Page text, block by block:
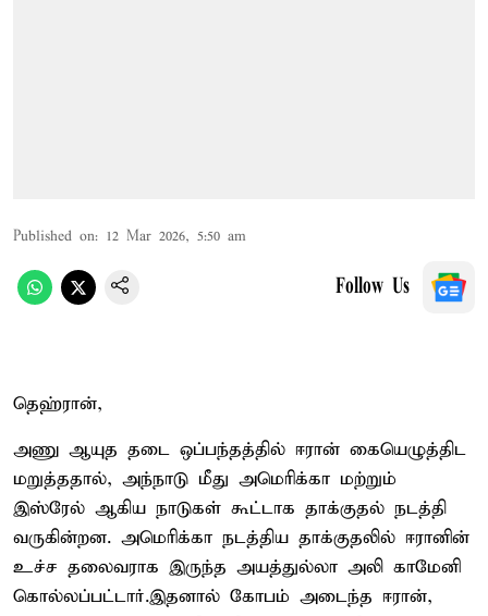
Published on: 12 Mar 2026, 5:50 am
Follow Us
தெஹ்ரான்,
அணு ஆயுத தடை ஒப்பந்தத்தில் ஈரான் கையெழுத்திட
மறுத்ததால், அந்நாடு மீது அமெரிக்கா மற்றும்
இஸ்ரேல் ஆகிய நாடுகள் கூட்டாக தாக்குதல் நடத்தி
வருகின்றன. அமெரிக்கா நடத்திய தாக்குதலில் ஈரானின்
உச்ச தலைவராக இருந்த அயத்துல்லா அலி காமேனி
கொல்லப்பட்டார்.இதனால் கோபம் அடைந்த ஈரான்,